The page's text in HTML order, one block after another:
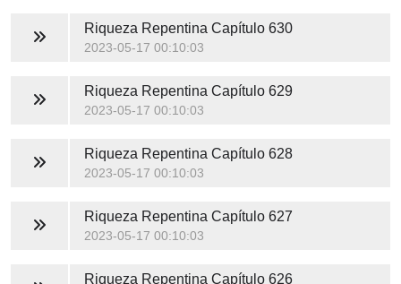
Riqueza Repentina Capítulo 630
2023-05-17 00:10:03
Riqueza Repentina Capítulo 629
2023-05-17 00:10:03
Riqueza Repentina Capítulo 628
2023-05-17 00:10:03
Riqueza Repentina Capítulo 627
2023-05-17 00:10:03
Riqueza Repentina Capítulo 626